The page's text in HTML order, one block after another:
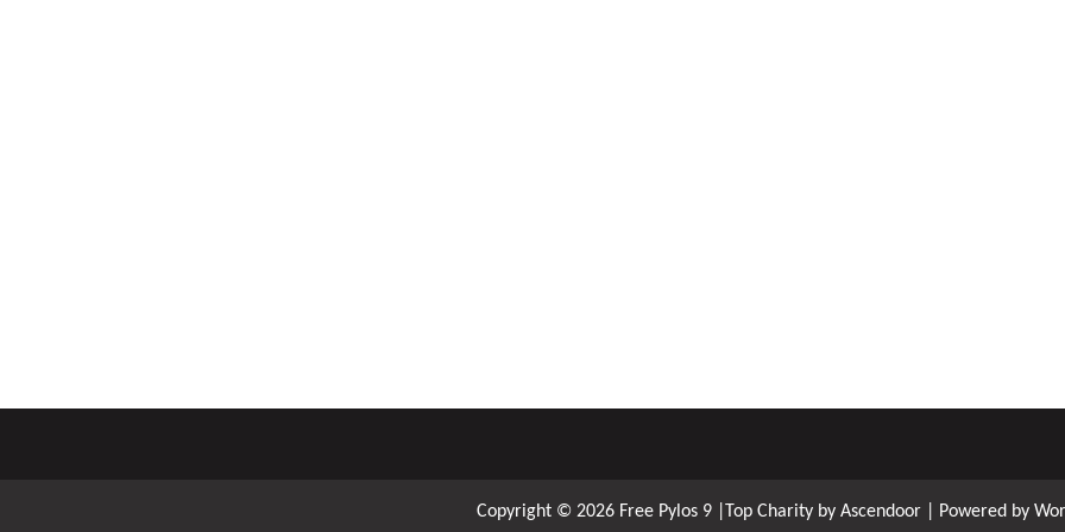
Copyright © 2026 Free Pylos 9 |Top Charity by Ascendoor | Powered by